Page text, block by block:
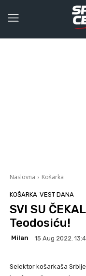
Naslovna Košarka
KOŠARKA VEST DANA
SVI SU
Teodosiću!
Milan 15 Aug 2022.
Selektor košarkaša